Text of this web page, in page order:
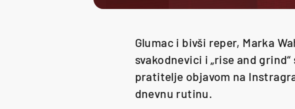
Glumac i bivši reper, Marka
svakodnevici i „rise and
pratitelje objavom na
dnevnu rutinu.